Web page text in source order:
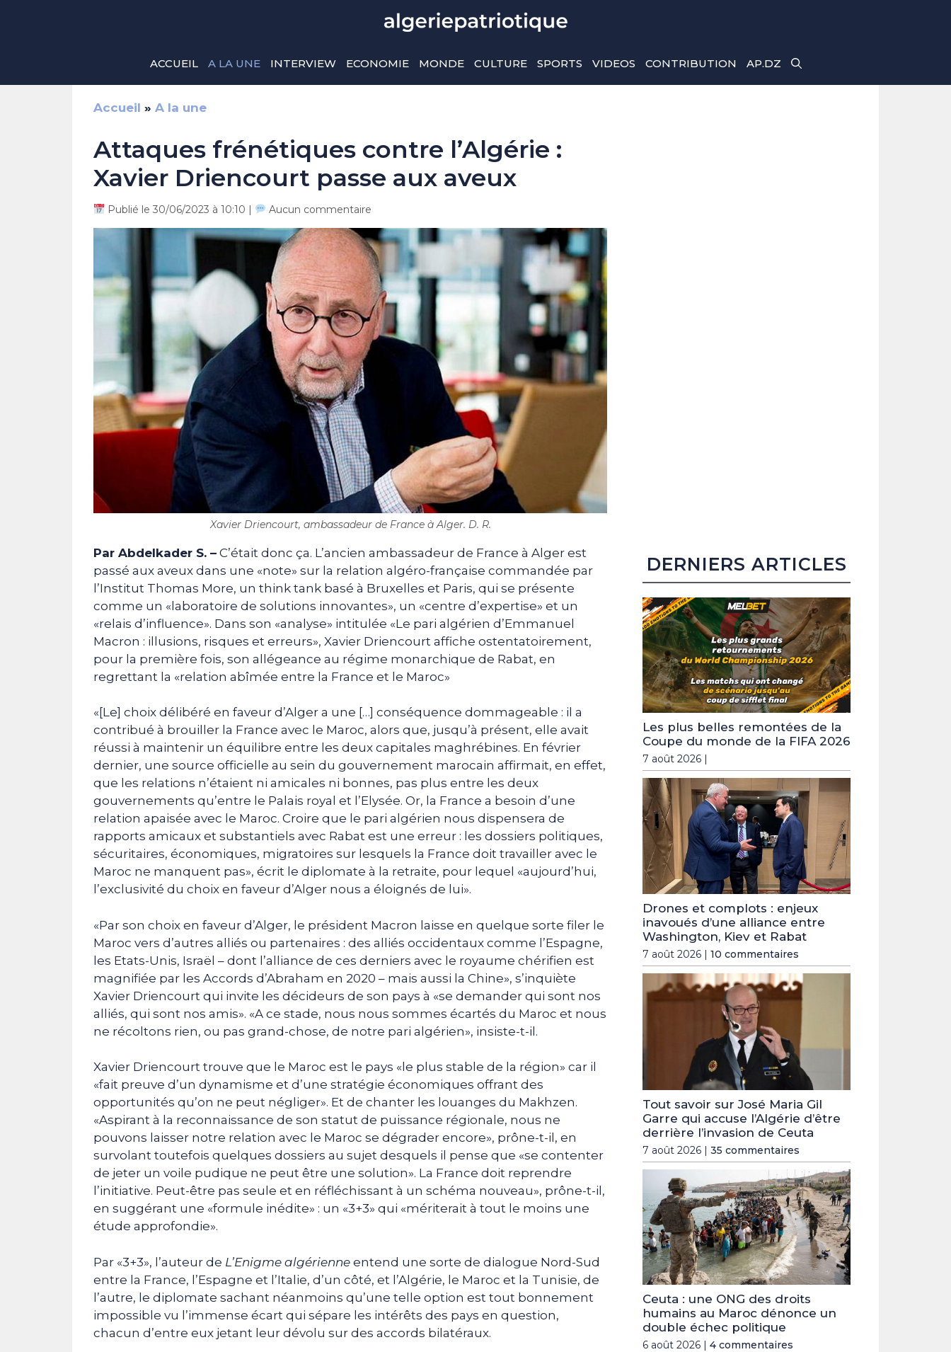
ACCUEIL A LA UNE INTERVIEW ECONOMIE MONDE CULTURE SPORTS VIDEOS CONTRIBUTION AP.DZ
Accueil » A la une
Attaques frénétiques contre l’Algérie :
Xavier Driencourt passe aux aveux
Publié le 30/06/2023 à 10:10 | Aucun commentaire
Xavier Driencourt, ambassadeur de France à Alger. D. R.
Par Abdelkader S. – C’était donc ça. L’ancien ambassadeur de France à Alger est
passé aux aveux dans une «note» sur la relation algéro-française commandée par
l’Institut Thomas More, un think tank basé à Bruxelles et Paris, qui se présente
comme un «laboratoire de solutions innovantes», un «centre d’expertise» et un
«relais d’influence». Dans son «analyse» intitulée «Le pari algérien d’Emmanuel
Macron : illusions, risques et erreurs», Xavier Driencourt affiche ostentatoirement,
pour la première fois, son allégeance au régime monarchique de Rabat, en
regrettant la «relation abîmée entre la France et le Maroc»
«[Le] choix délibéré en faveur d’Alger a une […] conséquence dommageable : il a
contribué à brouiller la France avec le Maroc, alors que, jusqu’à présent, elle avait
réussi à maintenir un équilibre entre les deux capitales maghrébines. En février
dernier, une source officielle au sein du gouvernement marocain affirmait, en effet,
que les relations n’étaient ni amicales ni bonnes, pas plus entre les deux
gouvernements qu’entre le Palais royal et l’Elysée. Or, la France a besoin d’une
relation apaisée avec le Maroc. Croire que le pari algérien nous dispensera de
rapports amicaux et substantiels avec Rabat est une erreur : les dossiers politiques,
sécuritaires, économiques, migratoires sur lesquels la France doit travailler avec le
Maroc ne manquent pas», écrit le diplomate à la retraite, pour lequel «aujourd’hui,
l’exclusivité du choix en faveur d’Alger nous a éloignés de lui».
«Par son choix en faveur d’Alger, le président Macron laisse en quelque sorte filer le
Maroc vers d’autres alliés ou partenaires : des alliés occidentaux comme l’Espagne,
les Etats-Unis, Israël – dont l’alliance de ces derniers avec le royaume chérifien est
magnifiée par les Accords d’Abraham en 2020 – mais aussi la Chine», s’inquiète
Xavier Driencourt qui invite les décideurs de son pays à «se demander qui sont nos
alliés, qui sont nos amis». «A ce stade, nous nous sommes écartés du Maroc et nous
ne récoltons rien, ou pas grand-chose, de notre pari algérien», insiste-t-il.
Xavier Driencourt trouve que le Maroc est le pays «le plus stable de la région» car il
«fait preuve d’un dynamisme et d’une stratégie économiques offrant des
opportunités qu’on ne peut négliger». Et de chanter les louanges du Makhzen.
«Aspirant à la reconnaissance de son statut de puissance régionale, nous ne
pouvons laisser notre relation avec le Maroc se dégrader encore», prône-t-il, en
survolant toutefois quelques dossiers au sujet desquels il pense que «se contenter
de jeter un voile pudique ne peut être une solution». La France doit reprendre
l’initiative. Peut-être pas seule et en réfléchissant à un schéma nouveau», prône-t-il,
en suggérant une «formule inédite» : un «3+3» qui «mériterait à tout le moins une
étude approfondie».
Par «3+3», l’auteur de L’Enigme algérienne entend une sorte de dialogue Nord-Sud
entre la France, l’Espagne et l’Italie, d’un côté, et l’Algérie, le Maroc et la Tunisie, de
l’autre, le diplomate sachant néanmoins qu’une telle option est tout bonnement
impossible vu l’immense écart qui sépare les intérêts des pays en question,
chacun d’entre eux jetant leur dévolu sur des accords bilatéraux.
DERNIERS ARTICLES
Les plus belles remontées de la
Coupe du monde de la FIFA 2026
7 août 2026 |
Drones et complots : enjeux
inavoués d’une alliance entre
Washington, Kiev et Rabat
7 août 2026 | 10 commentaires
Tout savoir sur José Maria Gil
Garre qui accuse l’Algérie d’être
derrière l’invasion de Ceuta
7 août 2026 | 35 commentaires
Ceuta : une ONG des droits
humains au Maroc dénonce un
double échec politique
6 août 2026 | 4 commentaires